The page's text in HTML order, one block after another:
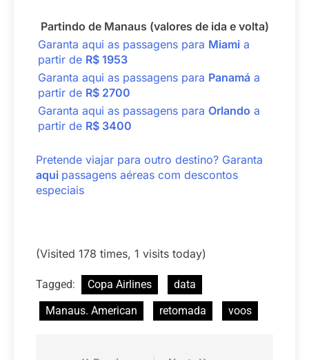
Partindo de Manaus (valores de ida e volta)
Garanta aqui as passagens para Miami a
partir de R$ 1953
Garanta aqui as passagens para Panamá a
partir de R$ 2700
Garanta aqui as passagens para Orlando a
partir de R$ 3400
Pretende viajar para outro destino? Garanta
aqui passagens aéreas com descontos
especiais
(Visited 178 times, 1 visits today)
Tagged: Copa Airlines
data
Manaus. American
retomada voos